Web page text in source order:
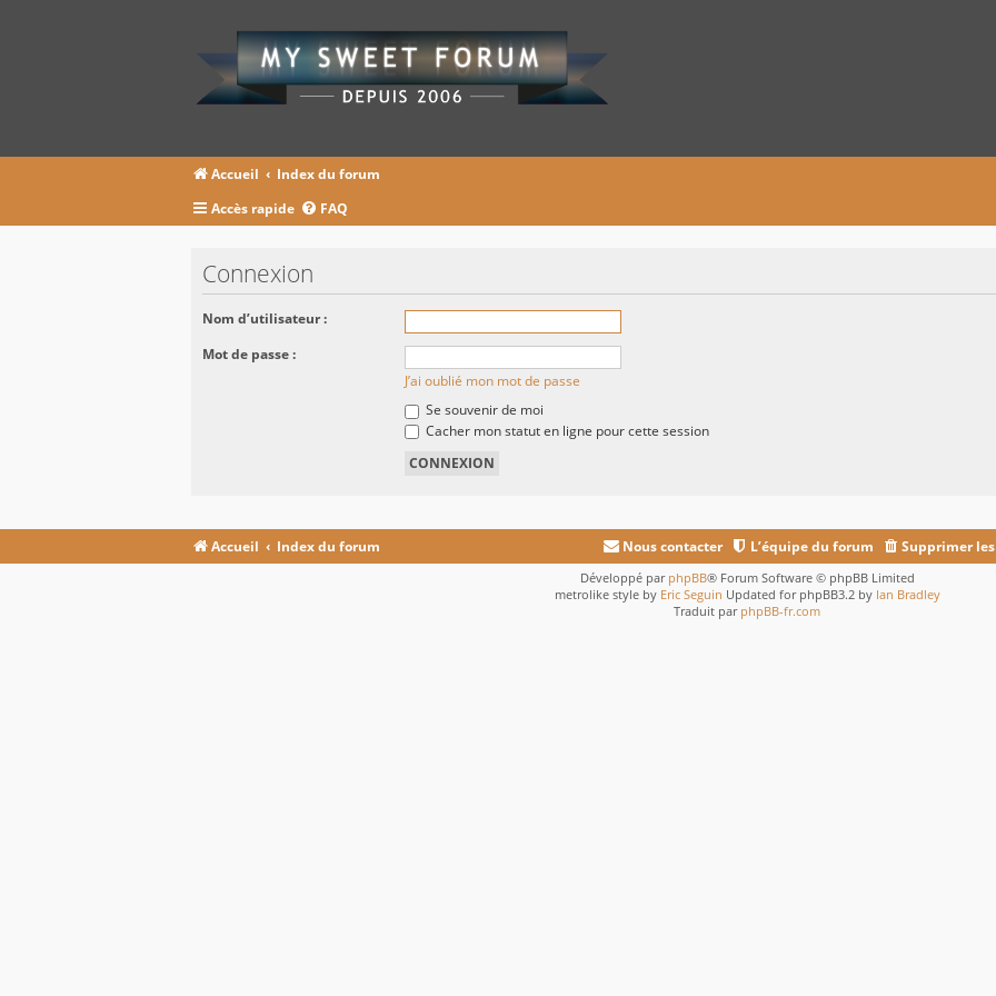
Accueil
Index du forum
Accès rapide
FAQ
Connexion
Nom d’utilisateur :
Mot de passe :
J’ai oublié mon mot de passe
Se souvenir de moi
Cacher mon statut en ligne pour cette session
Accueil Index du forum Supprimer
L’équipe du forum
Nous contacter
Développé par phpBB® Forum Software © phpBB Limited
metrolike style by Eric Seguin Updated for phpBB3.2 by Ian Bradley
Traduit par phpBB-fr.com